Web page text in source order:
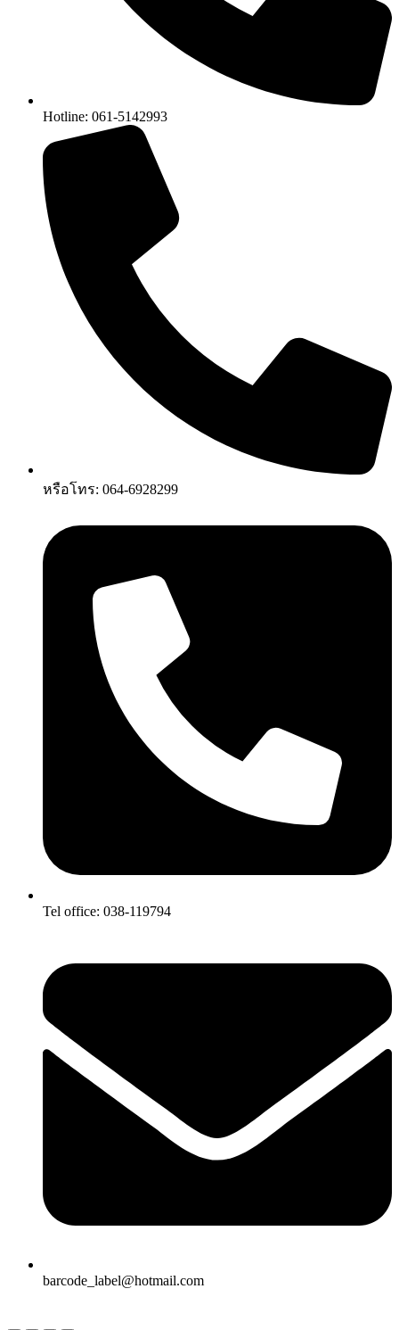
Hotline: 061-5142993
หรือโทร: 064-6928299
Tel office: 038-119794
barcode_label@hotmail.com